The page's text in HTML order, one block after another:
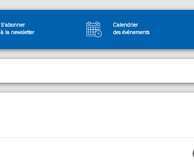
S'abonner
à la newsletter
Calendrier
des événements